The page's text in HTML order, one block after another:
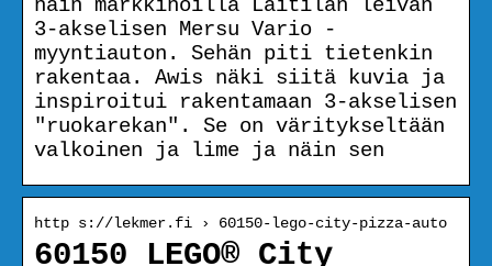
näin markkinoilla Laitilan leivän
3-akselisen Mersu Vario -
myyntiauton. Sehän piti tietenkin
rakentaa. Awis näki siitä kuvia ja
inspiroitui rakentamaan 3-akselisen
"ruokarekan". Se on väritykseltään
valkoinen ja lime ja näin sen
http s://lekmer.fi › 60150-lego-city-pizza-auto
60150 LEGO® City